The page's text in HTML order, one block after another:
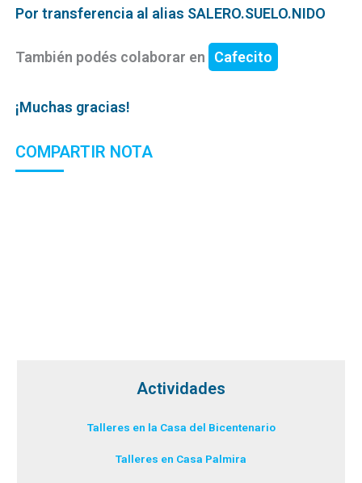
Por transferencia al alias SALERO.SUELO.NIDO
También podés colaborar en Cafecito
¡Muchas gracias!
COMPARTIR NOTA
Actividades
Talleres en la Casa del Bicentenario
Talleres en Casa Palmira